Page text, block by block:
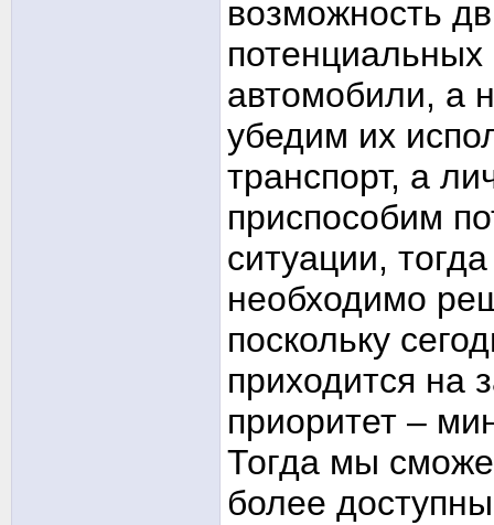
возможность
потенциальных
автомобили, а
убедим их
транспорт, а
приспособим
ситуации,
необходимо
поскольку
приходится на
приоритет –
Тогда мы
более